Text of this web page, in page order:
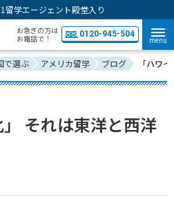
留学エージェント殿堂入り
お急ぎの方は
お電話で！
0120-945-504
menu
で選ぶ アメリカ留学 ブログ 「ハワ
」 それは東洋と西洋